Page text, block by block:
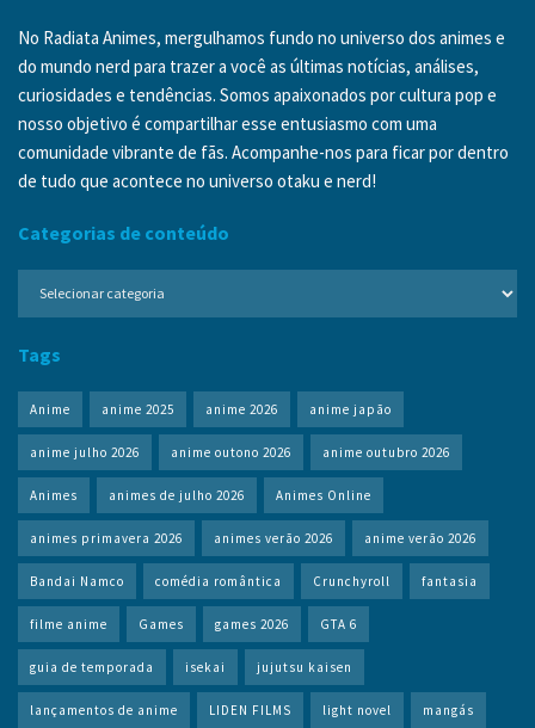
No Radiata Animes, mergulhamos fundo no universo dos animes e
do mundo nerd para trazer a você as últimas notícias, análises,
curiosidades e tendências. Somos apaixonados por cultura pop e
nosso objetivo é compartilhar esse entusiasmo com uma
comunidade vibrante de fãs. Acompanhe-nos para ficar por dentro
de tudo que acontece no universo otaku e nerd!
Categorias de conteúdo
Tags
Anime anime 2025 anime 2026 anime japão
anime julho 2026 anime outono 2026 anime outubro 2026
Animes animes de julho 2026 Animes Online
animes primavera 2026 animes verão 2026 anime verão 2026
Bandai Namco comédia romântica Crunchyroll fantasia
filme anime Games games 2026 GTA 6
guia de temporada isekai jujutsu kaisen
lançamentos de anime LIDEN FILMS light novel mangás